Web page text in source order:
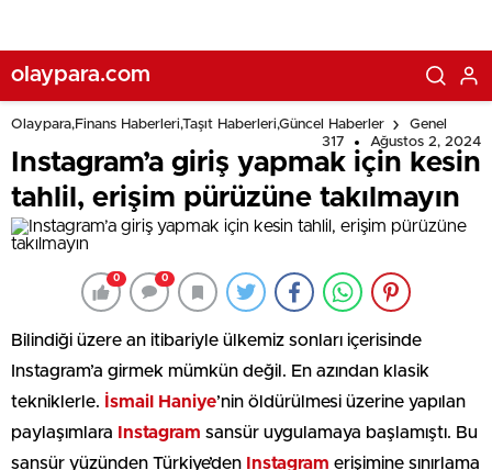
olaypara.com
Olaypara,Finans Haberleri,Taşıt Haberleri,Güncel Haberler
Genel
317
Ağustos 2, 2024
Instagram’a giriş yapmak için kesin
tahlil, erişim pürüzüne takılmayın
0 0
Bilindiği üzere an itibariyle ülkemiz sonları içerisinde
Instagram’a girmek mümkün değil. En azından klasik
tekniklerle.
İsmail Haniye’nin öldürülmesi üzerine yapılan
paylaşımlara
Instagram sansür uygulamaya başlamıştı. Bu
sansür yüzünden Türkiye’den Instagram erişimine sınırlama